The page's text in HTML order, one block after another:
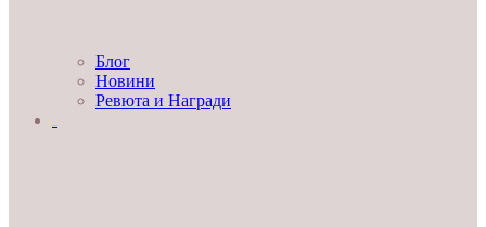
Блог
Новини
Ревюта и Награди